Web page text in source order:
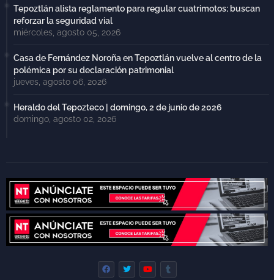
Tepoztlán alista reglamento para regular cuatrimotos; buscan
reforzar la seguridad vial
miércoles, agosto 05, 2026
Casa de Fernández Noroña en Tepoztlán vuelve al centro de la
polémica por su declaración patrimonial
jueves, agosto 06, 2026
Heraldo del Tepozteco | domingo, 2 de junio de 2026
domingo, agosto 02, 2026